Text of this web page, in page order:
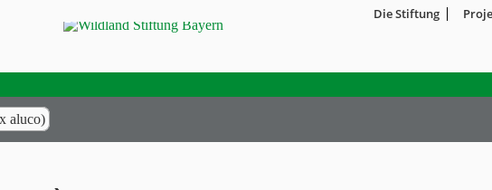
Die Stiftung
aluco)